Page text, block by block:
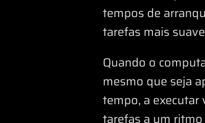
tempos de
tarefas mais
Quando o
mesmo que seja
tempo, a executar
tarefas a um